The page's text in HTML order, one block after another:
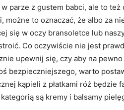
parze z gustem babci, ale to też
to oznaczać, że albo za
się w oczy bransoletce lub
Co oczywiście nie jest
upewnij się, czy aby na
bezpieczniejszego, warto
kąpieli z płatkami róż będzie
są kremy i balsamy